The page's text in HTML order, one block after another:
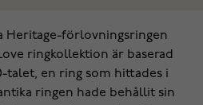
Heritage-förlovningsringen
ringkollektion är baserad
talet, en ring som hittades i
ringen hade behållit sin